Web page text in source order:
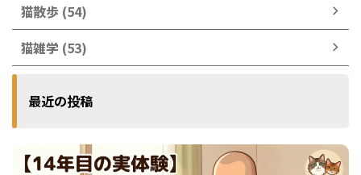
猫散歩 (54)
猫雑学 (53)
最近の投稿